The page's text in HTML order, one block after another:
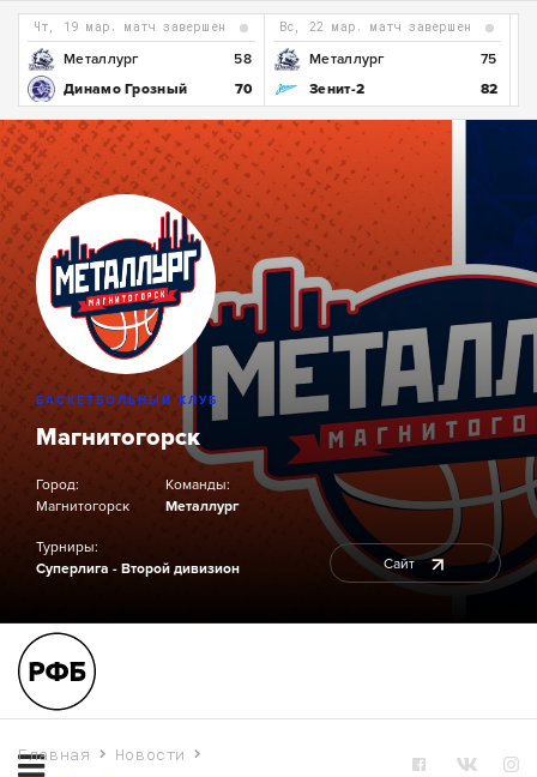
чт, 19 мар. матч завершен
Металлург
58
Динамо Грозный
70
вс, 22 мар. матч завершен
Металлург
75
Зенит-2
82
БАСКЕТБОЛЬНЫЙ КЛУБ
Магнитогорск
Город:
Магнитогорск
Команды:
Металлург
Турниры:
Суперлига - Второй дивизион
Сайт
Главная
Новости